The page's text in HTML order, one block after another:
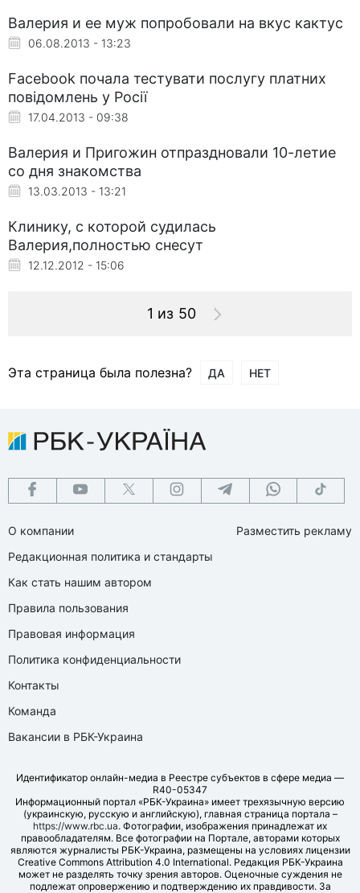
Валерия и ее муж попробовали на вкус кактус
06.08.2013 - 13:23
Facebook почала тестувати послугу платних
повідомлень у Росії
17.04.2013 - 09:38
Валерия и Пригожин отпраздновали 10-летие
со дня знакомства
13.03.2013 - 13:21
Клинику, с которой судилась
Валерия,полностью снесут
12.12.2012 - 15:06
1 из 50
Эта страница была полезна? ДА НЕТ
О компании
Редакционная политика и стандарты
Как стать нашим автором
Правила пользования
Правовая информация
Политика конфиденциальности
Контакты
Команда
Вакансии в РБК-Украина
Разместить рекламу
Идентификатор онлайн-медиа в Реестре субъектов в сфере медиа —
R40-05347
Информационный портал «РБК-Украина» имеет трехязычную версию
(украинскую, русскую и английскую), главная страница портала –
https://www.rbc.ua. Фотографии, изображения принадлежат их
правообладателям. Все фотографии на Портале, авторами которых
являются журналисты РБК-Украина, размещены на условиях лицензии
Creative Commons Attribution 4.0 International. Редакция РБК-Украина
может не разделять точку зрения авторов. Оценочные суждения не
подлежат опровержению и подтверждению их правдивости. За